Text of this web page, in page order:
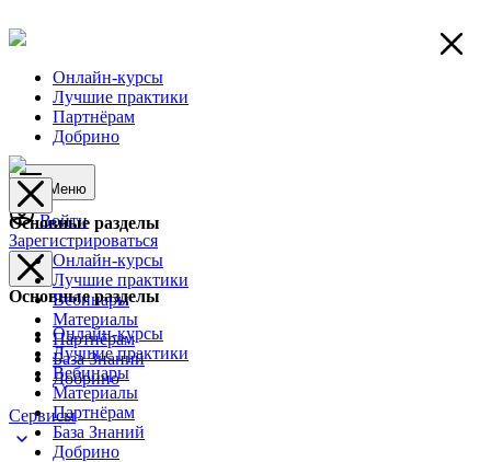
Онлайн-курсы
Лучшие практики
Партнёрам
Добрино
Меню
Войти
Зарегистрироваться
Основные разделы
Онлайн-курсы
Лучшие практики
Вебинары
Материалы
Партнёрам
База Знаний
Добрино
Основные разделы
Онлайн-курсы
Лучшие практики
Вебинары
Материалы
Партнёрам
База Знаний
Добрино
Сервисы